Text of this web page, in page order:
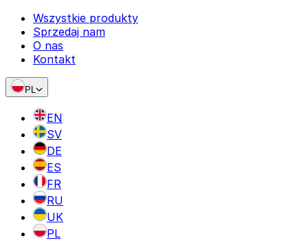
Wszystkie produkty
Sprzedaj nam
O nas
Kontakt
PL
EN
SV
DE
ES
FR
RU
UK
PL